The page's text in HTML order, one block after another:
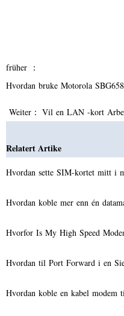
früher ：
Hvordan bruke Motorola
Weiter： Vil en LAN -kort
Relatert Artike
Hvordan sette SIM-kortet mitt i
Hvordan koble mer enn én
Hvorfor Is My High Speed
Hvordan til Port Forward i en
Hvordan koble en kabel